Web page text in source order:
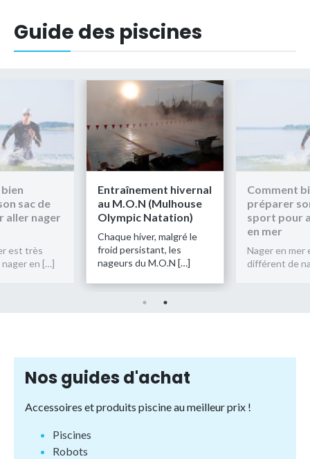
Guide des piscines
Entraînement hivernal
au M.O.N (Mulhouse
Olympic Natation)
Chaque hiver, malgré le
froid persistant, les
nageurs du M.O.N […]
Comment bien
préparer son sac de
sport pour aller nager
Nager en mer est très
différent de nager en […]
Nos guides d'achat
Accessoires et produits piscine au meilleur prix !
Piscines
Robots